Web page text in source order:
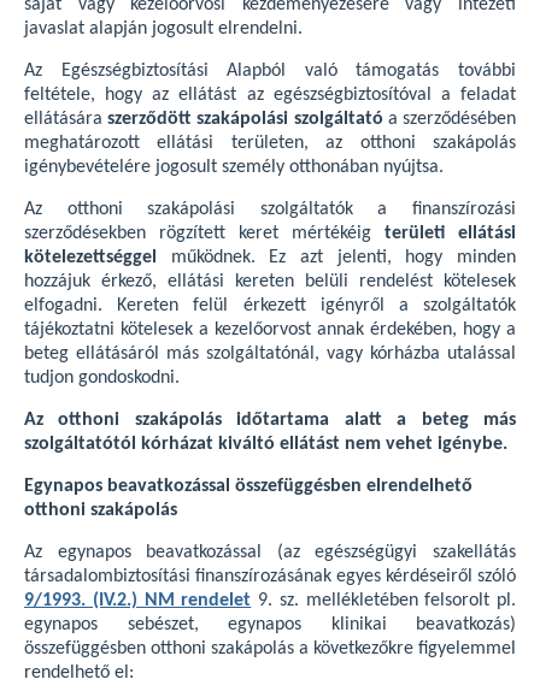
saját vagy kezelőorvosi kezdeményezésére vagy intézeti
javaslat alapján jogosult elrendelni.
Az Egészségbiztosítási Alapból való támogatás további
feltétele, hogy az ellátást az egészségbiztosítóval a feladat
ellátásáraszerződött szakápolási szolgáltató a szerződésében
meghatározott ellátási területen, az otthoni szakápolás
igénybevételére jogosult személy otthonában nyújtsa.
Az otthoni szakápolási szolgáltatók a finanszírozási
szerződésekben rögzített keret mértékéig területi ellátási
kötelezettséggel
működnek. Ez azt jelenti, hogy minden
hozzájuk érkező, ellátási kereten belüli rendelést kötelesek
elfogadni. Kereten felül érkezett igényről a szolgáltatók
tájékoztatni kötelesek a kezelőorvost annak érdekében, hogy a
beteg ellátásáról más szolgáltatónál, vagy kórházba utalással
tudjon gondoskodni.
Az otthoni szakápolás időtartama alatt a beteg más
szolgáltatótól kórházat kiváltó ellátást nem vehet igénybe.
Egynapos beavatkozással összefüggésben elrendelhető
otthoni szakápolás
Az egynapos beavatkozással (az egészségügyi szakellátás
társadalombiztosítási finanszírozásának egyes kérdéseiről szóló
9/1993. (IV.2.) NM rendelet 9. sz. mellékletében felsorolt pl.
egynapos sebészet, egynapos klinikai beavatkozás)
összefüggésben otthoni szakápolás a következőkre figyelemmel
rendelhető el: